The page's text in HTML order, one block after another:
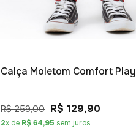
Calça Moletom Comfort Play
R$ 259,00 R$ 129,90
2x de R$ 64,95 sem juros